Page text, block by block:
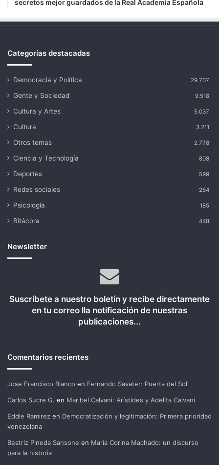
secretos mejor guardados de la Real Academia Española
Categorías destacadas
Democracia y Política 29.707
Gente y Sociedad 9.518
Cultura y Artes 5.037
Cultura 3.211
Otros temas 2.778
Ciencia y Tecnología 808
Deportes 599
Redes sociales 264
Psicología 185
Bitácora 448
Newsletter
Suscríbete a nuestro boletín y recibe directamente
en tu correo lla notificación de nuestras
publicaciones...
Comentarios recientes
Jose Francisco Blanco en Fernando Savater: Puerta del Sol
Carlos Sucre G. en Maribel Calvani: Arístides y Adelita Calvani
Eddie Ramirez en Democratización y legitimación: Primera prioridad
venezolana
Beatriz Pineda Sansone en María Corina Machado: un discurso
para la historia